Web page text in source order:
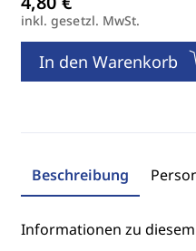
inkl. gesetzl. MwSt.
In den Warenkorb
Beschreibung
Informationen zu